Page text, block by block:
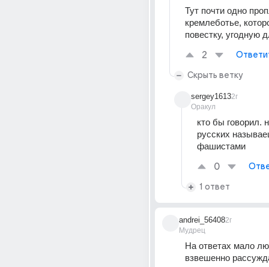
Тут почти одно
кремлеботье,
повестку, угодную
2
Скрыть ветку
sergey1613
Оракул
2г
кто бы говорил.
русских
фашистами
0
1 ответ
andrei_56408
Мудрец
2г
На ответах мало
взвешенно